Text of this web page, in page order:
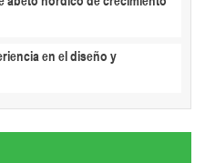
en el diseño y